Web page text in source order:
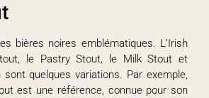
bières noires emblématiques. L’Irish
le Pastry Stout, le Milk Stout et
sont quelques variations. Par exemple,
est une référence, connue pour son